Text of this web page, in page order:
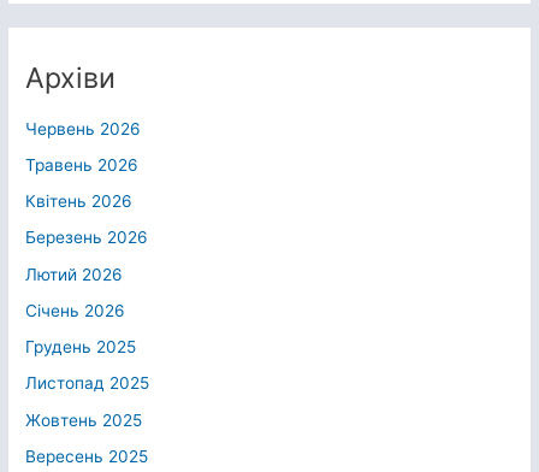
Архіви
Червень 2026
Травень 2026
Квітень 2026
Березень 2026
Лютий 2026
Січень 2026
Грудень 2025
Листопад 2025
Жовтень 2025
Вересень 2025